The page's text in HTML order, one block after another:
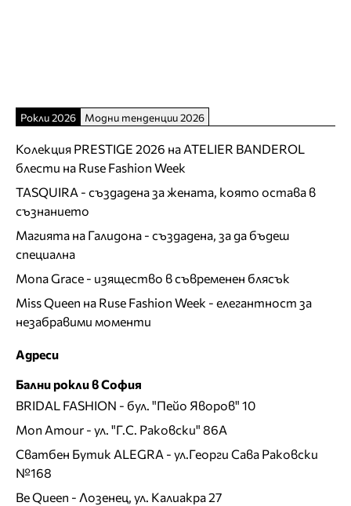
Рокли 2026 Модни тенденции 2026
Колекция PRESTIGE 2026 на ATELIER BANDEROL
блести на Ruse Fashion Week
TASQUIRA - създадена за жената, която остава в
съзнанието
Магията на Галидона - създадена, за да бъдеш
специална
Mona Grace - изящество в съвременен блясък
Miss Queen на Ruse Fashion Week - елегантност за
незабравими моменти
Адреси
Бални рокли в София
BRIDAL FASHION - бул. "Пейо Яворов" 10
Mon Amour - ул. "Г.С. Раковски" 86А
Сватбен Бутик ALEGRA - ул.Георги Сава Раковски
№168
Be Queen - Лозенец, ул. Калиакра 27